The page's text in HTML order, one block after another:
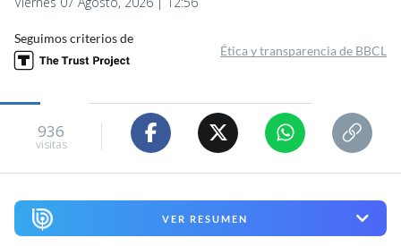
Seguimos criterios de
Ética y transparencia de BBCL
936
visitas
VER RESUMEN